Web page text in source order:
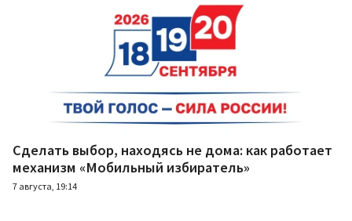
Сделать выбор, находясь не дома: как работает
механизм «Мобильный избиратель»
7 августа, 19:14